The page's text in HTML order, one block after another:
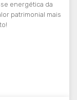
energética da
patrimonial mais